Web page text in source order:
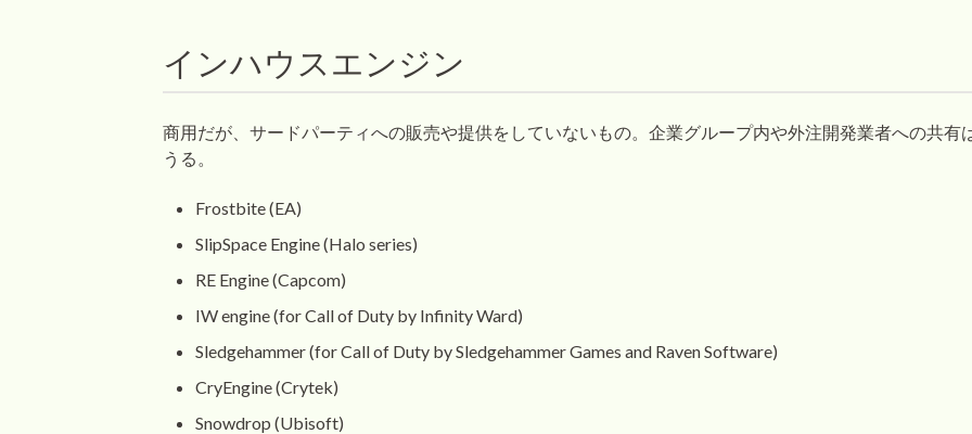
インハウスエンジン
商用だが、サードパーティへの販売や提供をしていないもの。企業グループ内や外注開発業者への共有
うる。
Frostbite (EA)
SlipSpace Engine (Halo series)
RE Engine (Capcom)
IW engine (for Call of Duty by Infinity Ward)
Sledgehammer (for Call of Duty by Sledgehammer Games and Raven Software)
CryEngine (Crytek)
Snowdrop (Ubisoft)